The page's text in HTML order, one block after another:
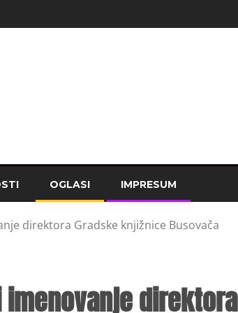
OGLASI IMPRESUM
direktora Gradske knjižnice Busovača
direktora